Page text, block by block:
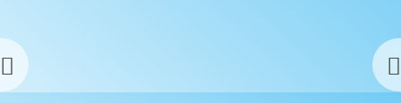
Previous